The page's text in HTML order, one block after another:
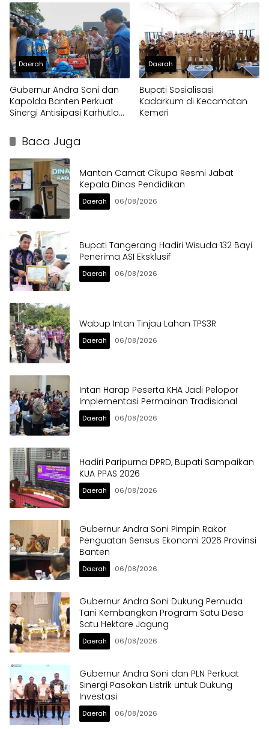
Daerah
Gubernur Andra Soni dan
Kapolda Banten Perkuat
Sinergi Antisipasi Karhutla
Daerah
Bupati Sosialisasi
Kadarkum di Kecamatan
Kemeri
Baca Juga
Mantan Camat Cikupa Resmi Jabat
Kepala Dinas Pendidikan
Daerah 06/08/2026
Bupati Tangerang Hadiri Wisuda 132 Bayi
Penerima ASI Eksklusif
Daerah 06/08/2026
Wabup Intan Tinjau Lahan TPS3R
Daerah 06/08/2026
Intan Harap Peserta KHA Jadi Pelopor
Implementasi Permainan Tradisional
Daerah 06/08/2026
Hadiri Paripurna DPRD, Bupati Sampaikan
KUA PPAS 2026
Daerah 06/08/2026
Gubernur Andra Soni Pimpin Rakor
Penguatan Sensus Ekonomi 2026 Provinsi
Banten
Daerah 06/08/2026
Gubernur Andra Soni Dukung Pemuda
Tani Kembangkan Program Satu Desa
Satu Hektare Jagung
Daerah 06/08/2026
Gubernur Andra Soni dan PLN Perkuat
Sinergi Pasokan Listrik untuk Dukung
Investasi
Daerah 06/08/2026